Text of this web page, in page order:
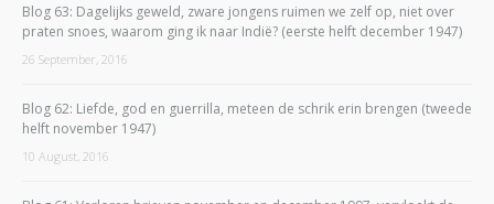
Blog 63: Dagelijks geweld, zware jongens ruimen we zelf op, niet over
praten snoes, waarom ging ik naar Indië? (eerste helft december 1947)
26 September, 2016
Blog 62: Liefde, god en guerrilla, meteen de schrik erin brengen (tweede
helft november 1947)
10 August, 2016